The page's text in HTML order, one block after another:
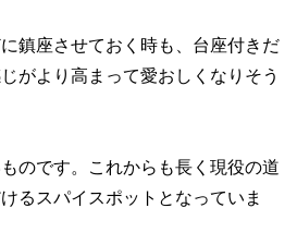
鎮座させておく時も、台座付きだ
がより高まって愛おしくなりそう
のです。これからも長く現役の道
るスパイスポットとなっていま